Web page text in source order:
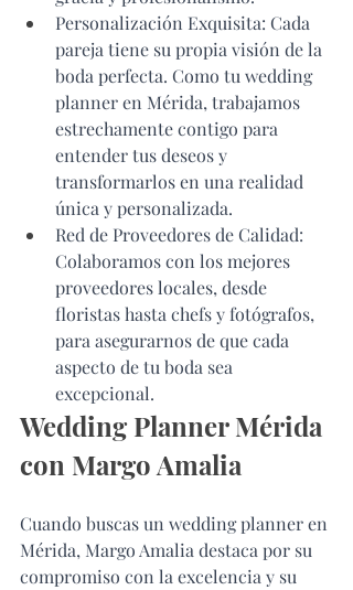
Personalización Exquisita: Cada
pareja tiene su propia visión de la
boda perfecta. Como tu wedding
planner en Mérida, trabajamos
estrechamente contigo para
entender tus deseos y
transformarlos en una realidad
única y personalizada.
Red de Proveedores de Calidad:
Colaboramos con los mejores
proveedores locales, desde
floristas hasta chefs y fotógrafos,
para asegurarnos de que cada
aspecto de tu boda sea
excepcional.
Wedding Planner Mérida
con Margo Amalia
Cuando buscas un wedding planner en
Mérida, Margo Amalia destaca por su
compromiso con la excelencia y su